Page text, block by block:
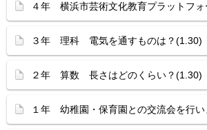
４年 横浜市芸術文化教育プラットフォ
３年 理科 電気を通すものは？(1.30)
２年 算数 長さはどのくらい？(1.30)
１年 幼稚園・保育園との交流会を行い